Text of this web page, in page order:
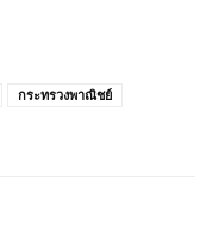
กระทรวงพาณิชย์